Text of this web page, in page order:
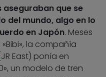
aseguraban que se
del mundo, algo en lo
en Japón. Meses
la compañía
East) ponía en
un modelo de tren